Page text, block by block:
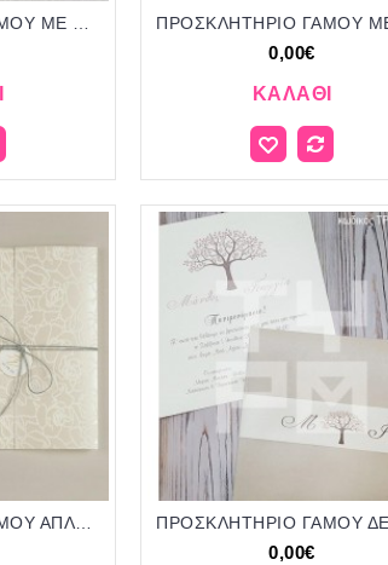
ΠΡΟΣΚΛΗΤΗΡΙΟ ΓΑΜΟΥ ME ΦΥΛΛΑ ΣΕ ΦΑΚΕΛΟ ΓΚΡΙ ΥΦΑΣΜΑ ΜΠΙ-2766 1.25€!!!
0,00€
ΚΑΛΆΘΙ
ΠΡΟΣΚΛΗΤΗΡΙΟ ΓΑΜΟΥ ΑΠΛΟ ΣΧΕΔΙΟ ΣΕ ΦΑΚΕΛΟ ΜΕ ΛΟΥΛΟΥΔΙΑ ΜΠΙ-2687
0,00€